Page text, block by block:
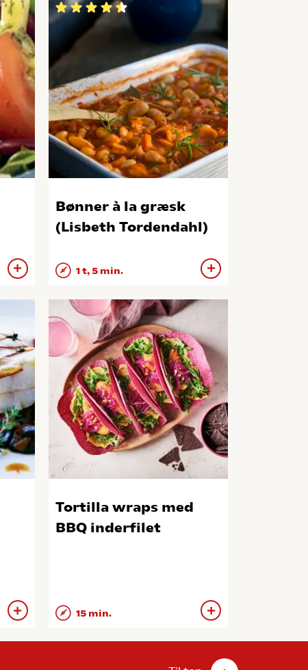
Bønner à la græsk
(Lisbeth Tordendahl)
1 t, 5 min.
Tortilla wraps med
BBQ inderfilet
15 min.